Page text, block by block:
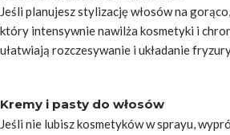
Jeśli planujesz stylizację włosów na
który intensywnie nawilża kosmetyki i
ułatwiają rozczesywanie i układanie
Kremy i pasty do włosów
Jeśli nie lubisz kosmetyków w sprayu,